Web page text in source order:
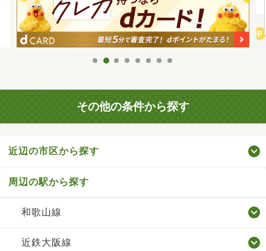
その他の条件から探す
近辺の市区から探す
周辺の駅から探す
和歌山線
近鉄大阪線